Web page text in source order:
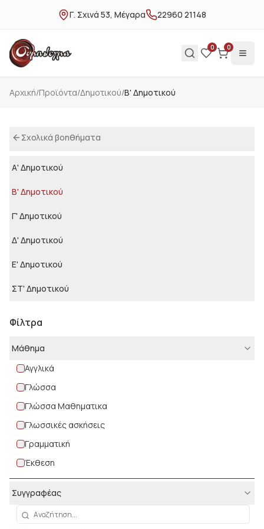
Γ. Σχινά 53, Μέγαρα 22960 21148
0 0
Αρχική/Προϊόντα/Δημοτικού/Β' Δημοτικού
Σχολικά βοηθήματα
Α' Δημοτικού
Β' Δημοτικού
Γ' Δημοτικού
Δ' Δημοτικού
Ε' Δημοτικού
ΣΤ' Δημοτικού
Φίλτρα
Μάθημα
Αγγλικά
Γλώσσα
Γλώσσα Μαθηματικα
Γλωσσικές ασκήσεις
Γραμματική
Έκθεση
Μαθηματικά
Μαθησιακές δυσκολίες
Ορθογραφία
Συγγραφέας